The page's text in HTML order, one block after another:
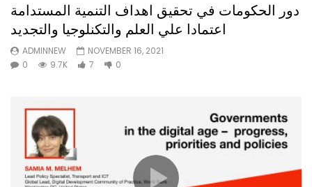
دور الحكومات في تحقيق اهداف التنمية المستدامة
اعتمادا علي العلم والتكنلوجيا والتجديد
ADMINNEW
NOVEMBER 16, 2021
0
9.7K 7 0